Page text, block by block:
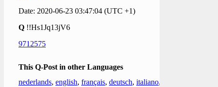
Date: 2020-06-23 03:47:04 (UTC +1)
Q !!Hs1Jq13jV6
9712575
This Q-Post in other Languages
nederlands, english, français, deutsch, italiano,